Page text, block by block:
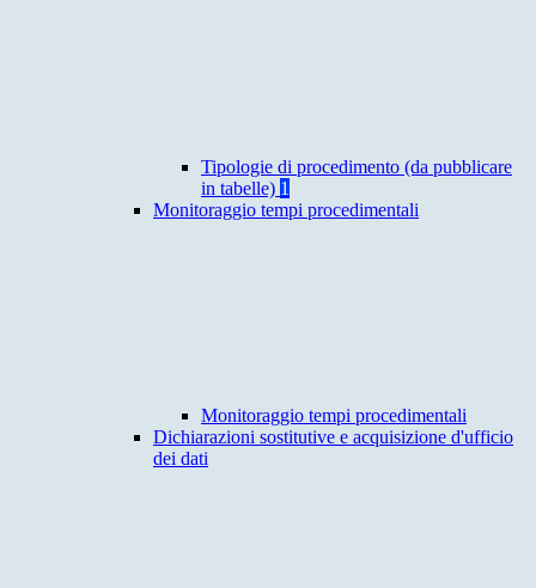
Tipologie di procedimento (da pubblicare
in tabelle) 1
Monitoraggio tempi procedimentali
Monitoraggio tempi procedimentali
Dichiarazioni sostitutive e acquisizione d'ufficio
dei dati